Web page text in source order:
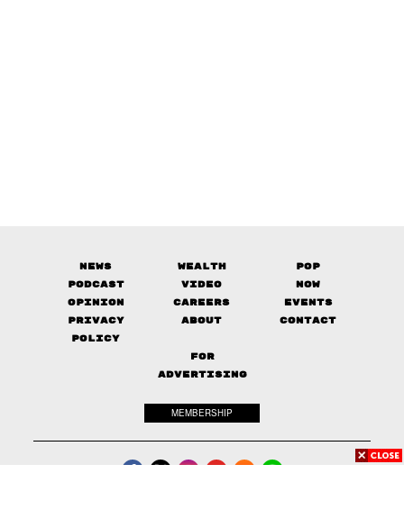
News Wealth
Pop
Podcast
Video
Now
Opinion
Careers
Events
Privacy
Policy
About Contact
FOR
ADVERTISING
MEMBERSHIP